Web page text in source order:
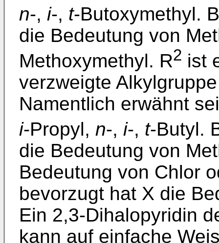
n-, i-, t-Butoxymethyl.
die Bedeutung von
Methoxymethyl. R2 ist
verzweigte
Namentlich erwähnt
i-Propyl, n-, i-, t-Butyl.
die Bedeutung von
Bedeutung von Chlor
bevorzugt hat X die
Ein 2,3-Dihalopyridin
kann auf einfache